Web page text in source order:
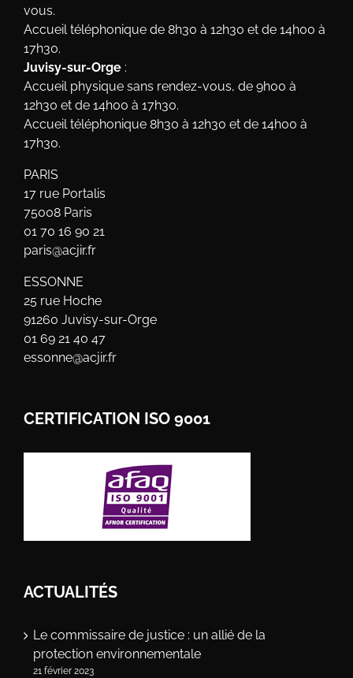
vous.
Accueil téléphonique de 8h30 à 12h30 et de 14h00 à
17h30.
Juvisy-sur-Orge :
Accueil physique sans rendez-vous, de 9h00 à
12h30 et de 14h00 à 17h30.
Accueil téléphonique 8h30 à 12h30 et de 14h00 à
17h30.
PARIS
17 rue Portalis
75008 Paris
01 70 16 90 21
paris@acjir.fr
ESSONNE
25 rue Hoche
91260 Juvisy-sur-Orge
01 69 21 40 47
essonne@acjir.fr
CERTIFICATION ISO 9001
ACTUALITÉS
Le commissaire de justice : un allié de la
protection environnementale
21 février 2023